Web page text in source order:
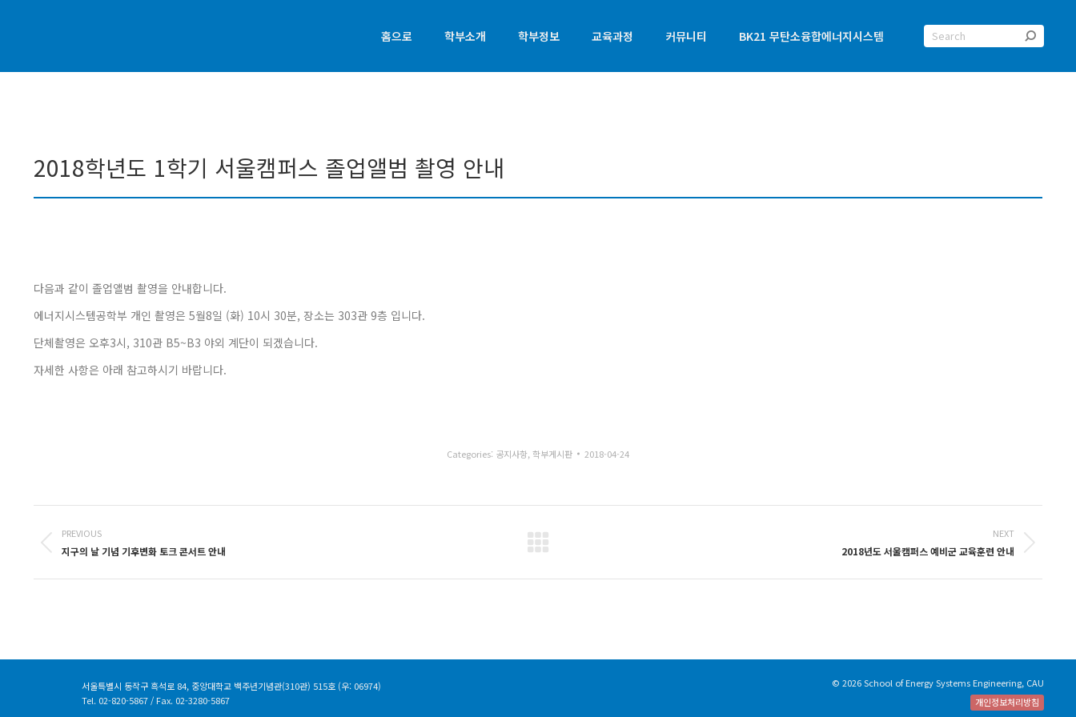
홈으로 학부소개 학부정보 교육과정 커뮤니티 BK21 무탄소융합에너지시스템 Search:
2018학년도 1학기 서울캠퍼스 졸업앨범 촬영 안내
다음과 같이 졸업앨범 촬영을 안내합니다.
에너지시스템공학부 개인 촬영은 5월8일 (화) 10시 30분, 장소는 303관 9층 입니다.
단체촬영은 오후3시, 310관 B5~B3 야외 계단이 되겠습니다.
자세한 사항은 아래 참고하시기 바랍니다.
Categories: 공지사항, 학부게시판 2018-04-24
Post
navigation
PREVIOUS
Previous
지구의 날 기념 기후변화 토크 콘서트 안내
NEXT
2018년도 서울캠퍼스 예비군 교육훈련 안내
서울특별시 동작구 흑석로 84, 중앙대학교 백주년기념관(310관) 515호 (우: 06974)
Tel. 02-820-5867 / Fax. 02-3280-5867
© 2026 School of Energy Systems Engineering, CAU
개인정보처리방침